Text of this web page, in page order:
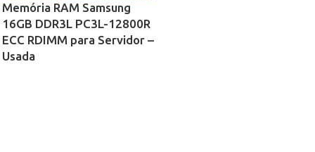
Memória RAM Samsung
16GB DDR3L PC3L-12800R
ECC RDIMM para Servidor –
Usada